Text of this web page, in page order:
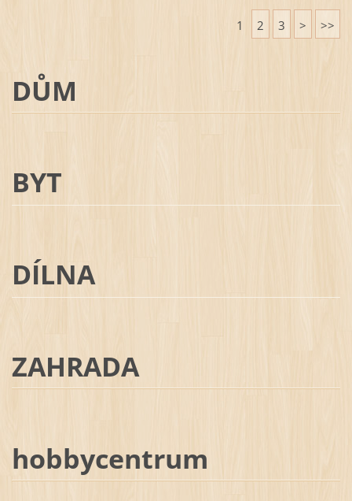
1 2 3 > >>
DŮM
BYT
DÍLNA
ZAHRADA
hobbycentrum